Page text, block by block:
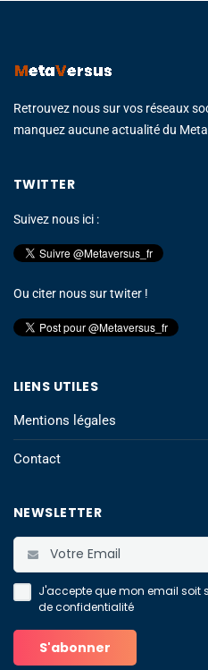
Retrouvez nous sur vos réseaux
manquez aucune actualité du
TWITTER
Suivez nous ici :
Ou citer nous sur twiter !
LIENS UTILES
Mentions légales
Contact
NEWSLETTER
J'accepte que mon email soit
de confidentialité